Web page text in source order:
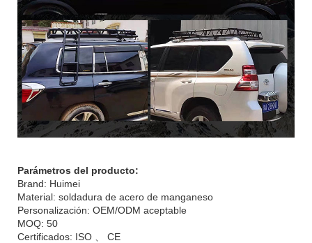
Parámetros del producto:
Brand: Huimei
Material: soldadura de acero de manganeso
Personalización: OEM/ODM aceptable
MOQ: 50
Certificados: ISO 、 CE